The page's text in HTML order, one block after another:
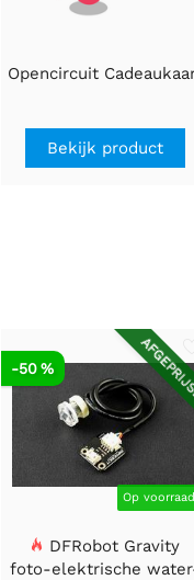
Opencircuit
Bekijk product
Op voorraad
-50 %
DFRobot Gravity
foto-elektrische